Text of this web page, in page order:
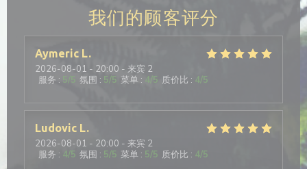
我们的顾客评分
Aymeric L
2026-08-01 - 20:00 - 来宾 2
服务 : 5/5 氛围 : 5/5 菜单 : 4/5 质价比 : 4/5
Ludovic L
2026-08-01 - 20:00 - 来宾 2
服务 : 4/5 氛围 : 5/5 菜单 : 5/5 质价比 : 4/5